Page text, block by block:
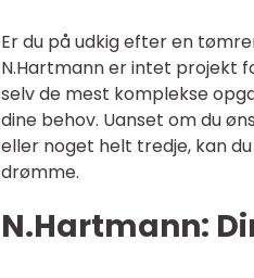
Er du på udkig efter en
N.Hartmann er intet projekt
selv de mest komplekse
dine behov. Uanset om du
eller noget helt tredje, kan
drømme.
N.Hartmann: